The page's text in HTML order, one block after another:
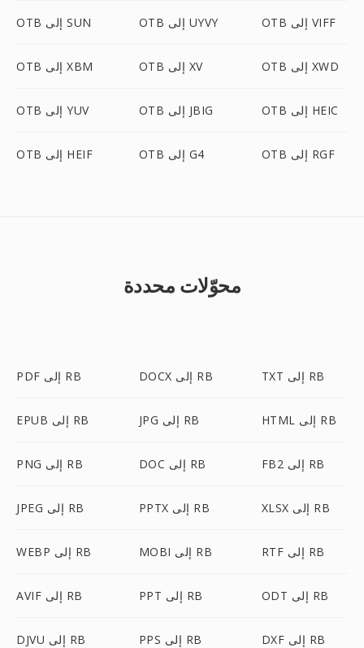
OTB إلى SUN OTB إلى UYVY OTB إلى VIFF
OTB إلى XBM OTB إلى XV OTB إلى XWD
OTB إلى YUV OTB إلى JBIG OTB إلى HEIC
OTB إلى HEIF OTB إلى G4 OTB إلى RGF
محوّلات محددة
PDF إلى RB DOCX إلى RB TXT إلى RB
EPUB إلى RB JPG إلى RB HTML إلى RB
PNG إلى RB DOC إلى RB FB2 إلى RB
JPEG إلى RB PPTX إلى RB XLSX إلى RB
WEBP إلى RB MOBI إلى RB RTF إلى RB
AVIF إلى RB PPT إلى RB ODT إلى RB
DJVU إلى RB PPS إلى RB DXF إلى RB